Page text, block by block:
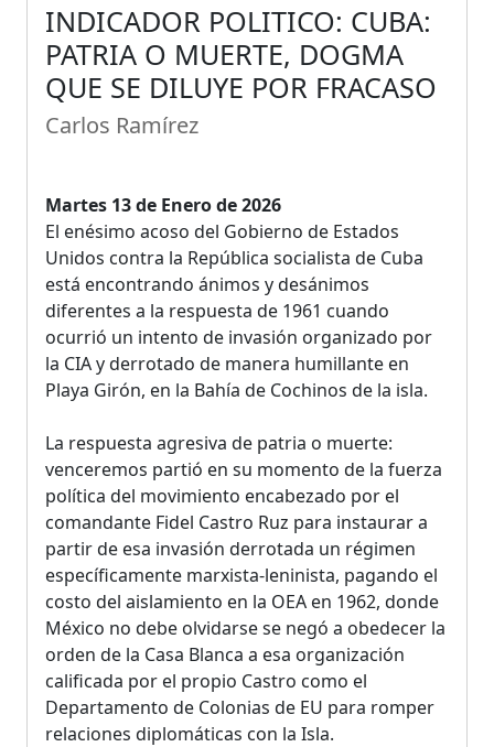
INDICADOR POLITICO: CUBA:
PATRIA O MUERTE, DOGMA
QUE SE DILUYE POR FRACASO
Carlos Ramírez
Martes 13 de Enero de 2026
El enésimo acoso del Gobierno de Estados
Unidos contra la República socialista de Cuba
está encontrando ánimos y desánimos
diferentes a la respuesta de 1961 cuando
ocurrió un intento de invasión organizado por
la CIA y derrotado de manera humillante en
Playa Girón, en la Bahía de Cochinos de la isla.
La respuesta agresiva de patria o muerte:
venceremos partió en su momento de la fuerza
política del movimiento encabezado por el
comandante Fidel Castro Ruz para instaurar a
partir de esa invasión derrotada un régimen
específicamente marxista-leninista, pagando el
costo del aislamiento en la OEA en 1962, donde
México no debe olvidarse se negó a obedecer la
orden de la Casa Blanca a esa organización
calificada por el propio Castro como el
Departamento de Colonias de EU para romper
relaciones diplomáticas con la Isla.